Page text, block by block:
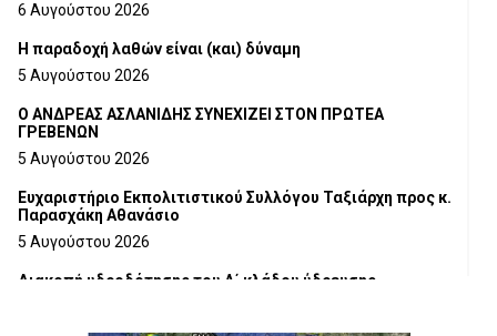
6 Αυγούστου 2026
H παραδοχή λαθών είναι (και) δύναμη
5 Αυγούστου 2026
Ο ΑΝΔΡΕΑΣ ΑΣΛΑΝΙΔΗΣ ΣΥΝΕΧΙΖΕΙ ΣΤΟΝ ΠΡΩΤΕΑ
ΓΡΕΒΕΝΩΝ
5 Αυγούστου 2026
Ευχαριστήριο Εκπολιτιστικού Συλλόγου Ταξιάρχη προς κ.
Παρασχάκη Αθανάσιο
5 Αυγούστου 2026
Διακοπή υδροδότησης του Α΄ κλάδου ύδρευσης